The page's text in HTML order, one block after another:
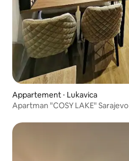
Appartement ⋅ Lukavica
Apartman "COSY LAKE" Sarajevo